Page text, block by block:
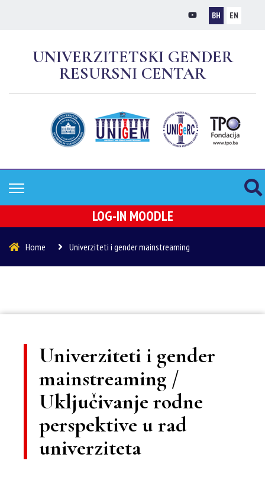
BH EN
UNIVERZITETSKI GENDER
RESURSNI CENTAR
LOG-IN MOODLE
Home Univerziteti i gender mainstreaming
Univerziteti i gender
mainstreaming /
Uključivanje rodne
perspektive u rad
univerziteta